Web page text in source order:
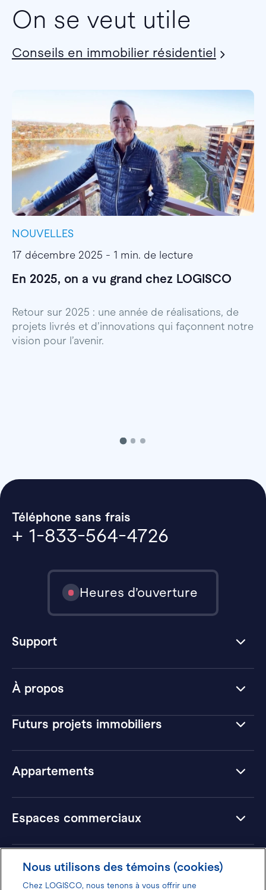
On se veut utile
Conseils en immobilier résidentiel
NOUVELLES
17 décembre 2025 - 1 min. de lecture
En 2025, on a vu grand chez LOGISCO
Retour sur 2025 : une année de réalisations, de
projets livrés et d’innovations qui façonnent notre
vision pour l’avenir.
À propos
Futurs projets immobiliers
Appartements
Espaces commerciaux
Hôtels
Téléphone sans frais
+ 1-833-564-4726
Heures d’ouverture
Support
Nous utilisons des témoins (cookies)
Chez LOGISCO, nous tenons à vous offrir une